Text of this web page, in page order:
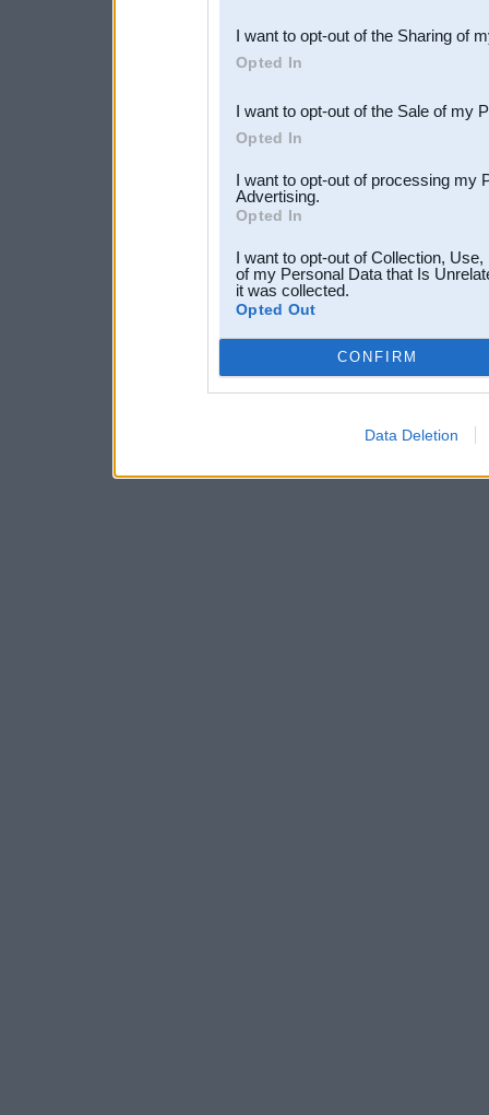
Downstream Participants
third parties.
I want to opt-out of the Sharing of
Opted In
I want to opt-out of the Sale of my
Opted In
I want to opt-out of processing my
Advertising.
Opted In
I want to opt-out of Collection,
of my Personal Data that Is
it was collected.
Opted Out
CONFIRM
Data Deletion